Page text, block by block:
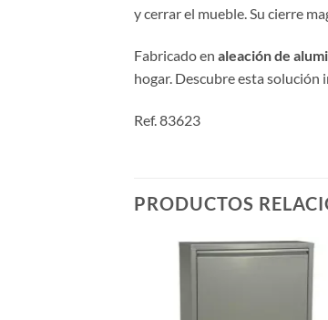
y cerrar el mueble. Su cierre
Fabricado en aleación de
hogar. Descubre esta
Ref. 83623
PRODUCTOS